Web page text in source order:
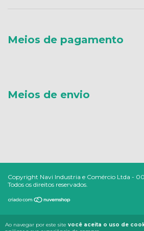
Ao navegar por este site você aceita o uso de
Meios de pagamento
Copyright Navi Industria e Comércio Ltda -
Todos os direitos reservados.